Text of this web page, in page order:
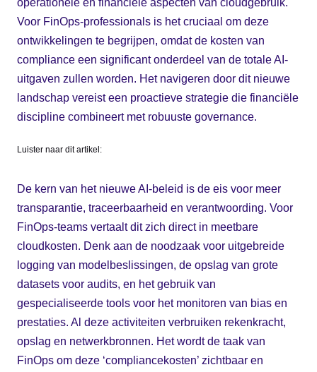
Voor FinOps-professionals is het cruciaal om deze
ontwikkelingen te begrijpen, omdat de kosten van
compliance een significant onderdeel van de totale AI-
uitgaven zullen worden. Het navigeren door dit nieuwe
landschap vereist een proactieve strategie die financiële
discipline combineert met robuuste governance.
Luister naar dit artikel:
De kern van het nieuwe AI-beleid is de eis voor meer
transparantie, traceerbaarheid en verantwoording. Voor
FinOps-teams vertaalt dit zich direct in meetbare
cloudkosten. Denk aan de noodzaak voor uitgebreide
logging van modelbeslissingen, de opslag van grote
datasets voor audits, en het gebruik van
gespecialiseerde tools voor het monitoren van bias en
prestaties. Al deze activiteiten verbruiken rekenkracht,
opslag en netwerkbronnen. Het wordt de taak van
FinOps om deze ‘compliancekosten’ zichtbaar en